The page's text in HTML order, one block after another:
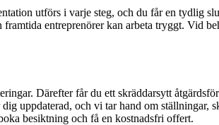
utförs i varje steg, och du får en tydlig
framtida entreprenörer kan arbeta tryggt. Vid
Därefter får du ett skräddarsytt
uppdaterad, och vi tar hand om ställningar,
besiktning och få en kostnadsfri offert.